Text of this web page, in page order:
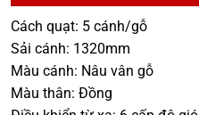
Cách quạt: 5 cánh/gỗ
Sải cánh: 1320mm
Màu cánh: Nâu vân gỗ
Màu thân: Đồng